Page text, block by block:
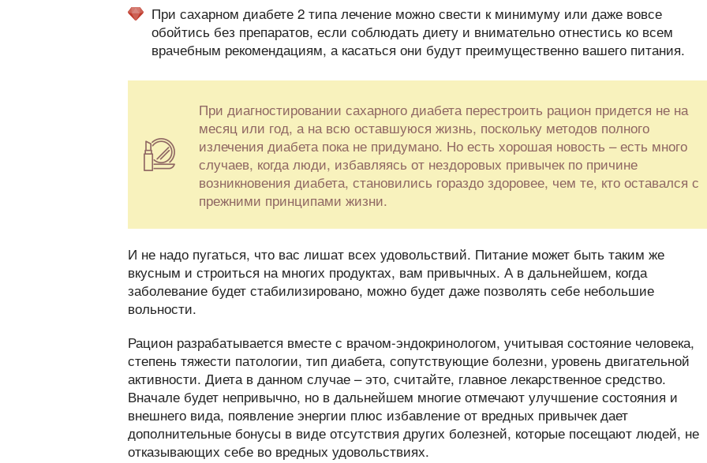
При сахарном диабете 2 типа лечение можно свести к минимуму или даже вовсе
обойтись без препаратов, если соблюдать диету и внимательно отнестись ко всем
врачебным рекомендациям, а касаться они будут преимущественно вашего питания.
При диагностировании сахарного диабета перестроить рацион придется не на
месяц или год, а на всю оставшуюся жизнь, поскольку методов полного
излечения диабета пока не придумано. Но есть хорошая новость – есть много
случаев, когда люди, избавляясь от нездоровых привычек по причине
возникновения диабета, становились гораздо здоровее, чем те, кто оставался с
прежними принципами жизни.
И не надо пугаться, что вас лишат всех удовольствий. Питание может быть таким же
вкусным и строиться на многих продуктах, вам привычных. А в дальнейшем, когда
заболевание будет стабилизировано, можно будет даже позволять себе небольшие
вольности.
Рацион разрабатывается вместе с врачом-эндокринологом, учитывая состояние человека,
степень тяжести патологии, тип диабета, сопутствующие болезни, уровень двигательной
активности. Диета в данном случае – это, считайте, главное лекарственное средство.
Вначале будет непривычно, но в дальнейшем многие отмечают улучшение состояния и
внешнего вида, появление энергии плюс избавление от вредных привычек дает
дополнительные бонусы в виде отсутствия других болезней, которые посещают людей, не
отказывающих себе во вредных удовольствиях.